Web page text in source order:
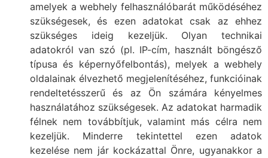
amelyek a webhely felhasználóbarát működéséhez
szükségesek, és ezen adatokat csak az ehhez
szükséges ideig kezeljük. Olyan technikai
adatokról van szó (pl. IP-cím, használt böngésző
típusa és képernyőfelbontás), melyek a webhely
oldalainak élvezhető megjelenítéséhez, funkcióinak
rendeltetésszerű és az Ön számára kényelmes
használatához szükségesek. Az adatokat harmadik
félnek nem továbbítjuk, valamint más célra nem
kezeljük. Minderre tekintettel ezen adatok
kezelése nem jár kockázattal Önre, ugyanakkor a